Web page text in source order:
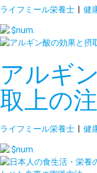
ライフミール栄養士 | 健
アルギ
取上の
ライフミール栄養士 | 健